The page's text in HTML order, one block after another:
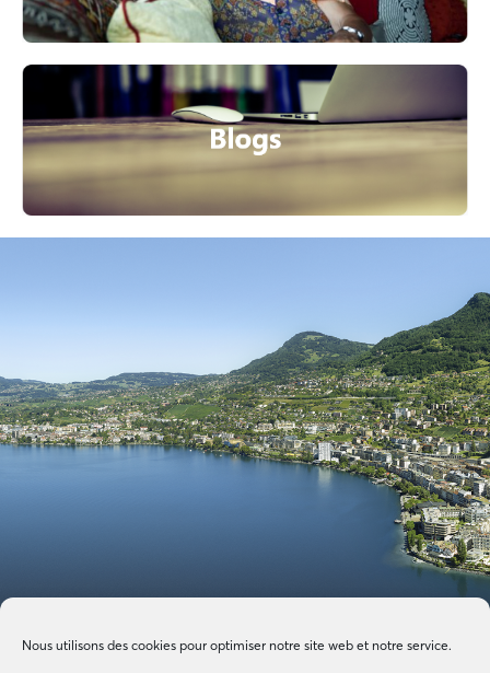
Nous utilisons des cookies pour optimiser notre site web et notre service.